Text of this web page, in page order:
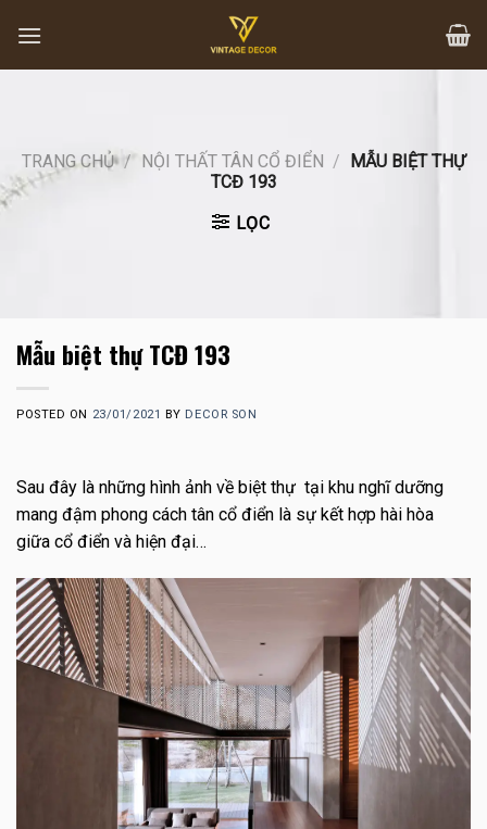
content
TRANG CHỦ / NỘI THẤT TÂN CỔ ĐIỂN / MẪU BIỆT THỰ
TCĐ 193
LỌC
Mẫu biệt thự TCĐ 193
POSTED ON 23/01/2021 BY DECOR SON
Sau đây là những hình ảnh về biệt thự tại khu nghĩ dưỡng
mang đậm phong cách tân cổ điển là sự kết hợp hài hòa
giữa cổ điển và hiện đại…